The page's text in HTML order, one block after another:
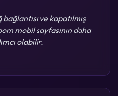
ve kapatılmış
mobil sayfasının daha
olabilir.